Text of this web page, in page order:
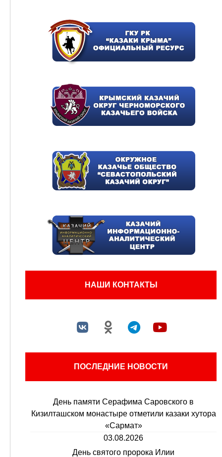
НАШИ КОНТАКТЫ
ПОСЛЕДНИЕ НОВОСТИ
День памяти Серафима Саровского в
Кизилташском монастыре отметили казаки хутора
«Сармат»
03.08.2026
День святого пророка Илии